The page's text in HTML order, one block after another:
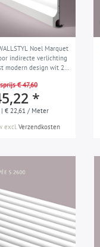
Noel Marquet
indirecte verlichting
modern design wit 2
€ 47,60
*
| € 22,61 / Meter
excl.Verzendkosten